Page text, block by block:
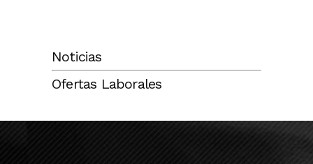
Noticias
Ofertas Laborales